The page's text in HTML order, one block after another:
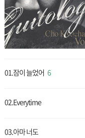
01.잠이 늘었어 6
02.Everytime
03.아마 너도